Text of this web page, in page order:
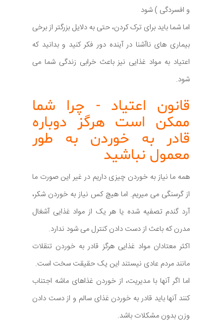
و افسردگی ) شود
اما شما باید برای ترک کردن، حتی به دلایل بزرگتر از برخی
بیماری های ناآشنا در آینده دور فکر کنید و بدانید که
اعتیاد به مواد غذایی نیز باعث خرابی زندگی شما می
شود.
قانون اعتیاد - چرا شما
ممکن است هرگز دوباره
قادر به خوردن به طور
معمول نباشید
همه ما نیاز به خوردن چیزی داریم در غیر این صورت ما
از گرسنگی می میریم. اما هیچ کس نیاز به خوردن شکر،
آرد گندم تصفیه شده یا هر یک از مواد غذایی آشغال
مدرن که باعث از دست دادن کنترل می شود ندارد.
اکثر معتادان مواد غذایی هرگز قادر به خوردن تنقلات
مانند مردم عادی نیستند این یک حقیقت سخت است.
اما اگر آنها با مدیریت، از خوردن غذاهای ماشه اجتناب
کنند آنها باید قادر به خوردن غذای سالم و از دست دادن
وزن بدون مشکلات باشد.